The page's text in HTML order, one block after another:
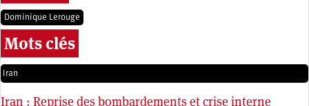
Dominique Lerouge
Mots clés
Iran
Iran : Reprise des bombardements et crise interne